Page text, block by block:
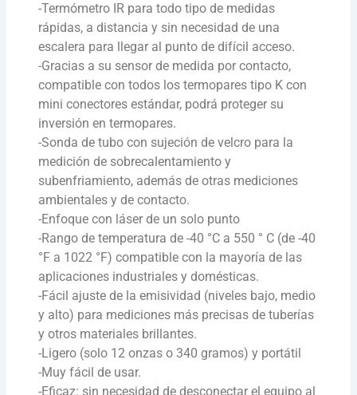
-Termómetro IR para todo tipo de medidas
rápidas, a distancia y sin necesidad de una
escalera para llegar al punto de difícil acceso.
-Gracias a su sensor de medida por contacto,
compatible con todos los termopares tipo K con
mini conectores estándar, podrá proteger su
inversión en termopares.
-Sonda de tubo con sujeción de velcro para la
medición de sobrecalentamiento y
subenfriamiento, además de otras mediciones
ambientales y de contacto.
-Enfoque con láser de un solo punto
-Rango de temperatura de -40 °C a 550 ° C (de -40
°F a 1022 °F) compatible con la mayoría de las
aplicaciones industriales y domésticas.
-Fácil ajuste de la emisividad (niveles bajo, medio
y alto) para mediciones más precisas de tuberías
y otros materiales brillantes.
-Ligero (solo 12 onzas o 340 gramos) y portátil
-Muy fácil de usar.
-Eficaz: sin necesidad de desconectar el equipo al